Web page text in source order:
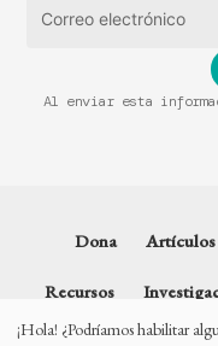
Al enviar esta
Dona Artículos
Recursos
¡Hola! ¿Podríamos habilitar